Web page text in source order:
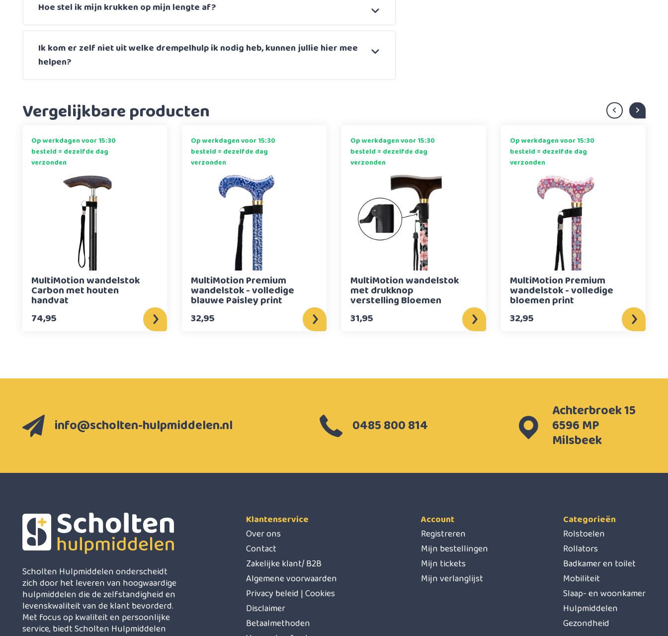
Hoe stel ik mijn krukken op mijn lengte af?
Ik kom er zelf niet uit welke drempelhulp ik nodig heb, kunnen jullie hier mee
helpen?
Vergelijkbare producten
Op werkdagen voor 15:30
besteld = dezelfde dag
verzonden
MultiMotion wandelstok
Carbon met houten
handvat
74,95
Op werkdagen voor 15:30
besteld = dezelfde dag
verzonden
MultiMotion Premium
wandelstok - volledige
blauwe Paisley print
32,95
Op werkdagen voor 15:30
besteld = dezelfde dag
verzonden
MultiMotion wandelstok
met drukknop
verstelling Bloemen
31,95
Op werkdagen voor 15:30
besteld = dezelfde dag
verzonden
MultiMotion Premium
wandelstok - volledige
bloemen print
32,95
info@scholten-hulpmiddelen.nl 0485 800 814
Achterbroek 15
6596 MP
Milsbeek
Scholten Hulpmiddelen onderscheidt
zich door het leveren van hoogwaardige
hulpmiddelen die de zelfstandigheid en
levenskwaliteit van de klant bevorderd.
Met focus op kwaliteit en persoonlijke
service, biedt Scholten Hulpmiddelen
Klantenservice
Over ons
Contact
Zakelijke klant/ B2B
Algemene voorwaarden
Privacy beleid | Cookies
Disclaimer
Betaalmethoden
Account
Registreren
Mijn bestellingen
Mijn tickets
Mijn verlanglijst
Categorieën
Rolstoelen
Rollators
Badkamer en toilet
Mobiliteit
Slaap- en woonkamer
Hulpmiddelen
Gezondheid